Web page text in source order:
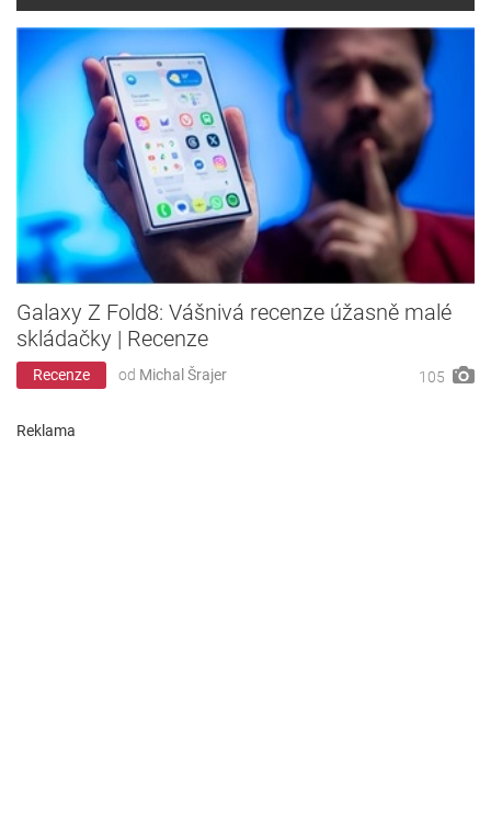
Galaxy Z Fold8: Vášnivá recenze úžasně malé
skládačky | Recenze
Recenze od Michal Šrajer 105
Reklama